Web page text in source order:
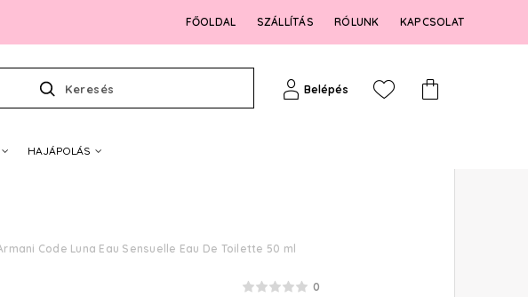
FŐOLDAL SZÁLLÍTÁS RÓLUNK KAPCSOLAT
Keresés Belépés
HAJÁPOLÁS
Code Luna Eau Sensuelle Eau De Toilette 50 ml
0